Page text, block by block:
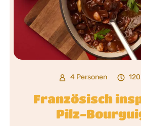
4 Personen
Französisch
Pilz-